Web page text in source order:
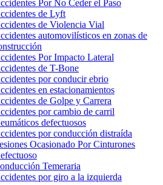
Por No Ceder el Paso
de Lyft
de Violencia Vial
automovilísticos en zonas de
Por Impacto Lateral
de T-Bone
por conducir ebrio
en estacionamientos
de Golpe y Carrera
por cambio de carril
defectuosos
por conducción distraída
Ocasionado Por Cinturones
Temeraria
por giro a la izquierda